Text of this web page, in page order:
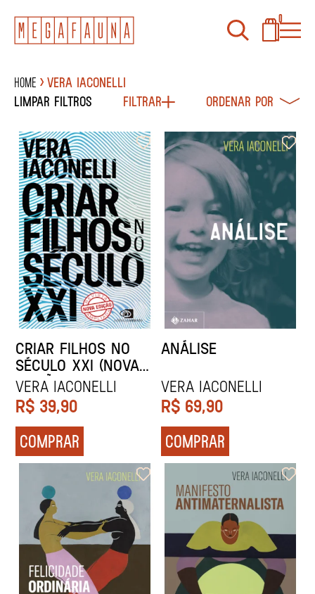
0
Home
Vera Iaconelli
Filtrar
Limpar filtros
CRIAR FILHOS NO
SÉCULO XXI (NOVA
EDIÇÃO)
Vera Iaconelli
R$ 39,90
COMPRAR
ANÁLISE
Vera Iaconelli
R$ 69,90
COMPRAR